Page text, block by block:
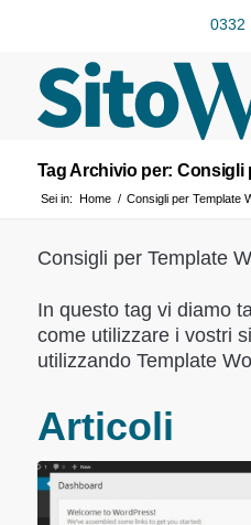
0332
Tag Archivio per: Consigli
Sei in: Home / Consigli per Template
Consigli per Template
In questo tag vi diamo
come utilizzare i vostri
utilizzando Template
Articoli